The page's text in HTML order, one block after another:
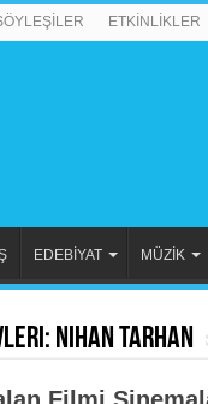
ETKİNLİKLER
EDEBİYAT MÜZİK
Nihan Tarhan